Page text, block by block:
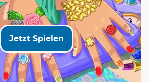
Jetzt Spielen